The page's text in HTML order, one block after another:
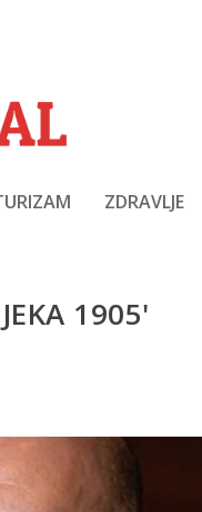
ZDRAVLJE
1905'